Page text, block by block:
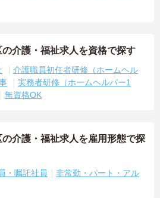
介護・福祉求人を資格で探す
介護職員初任者研修（ホームヘル
実務者研修（ホームヘルパー1
無資格OK
介護・福祉求人を雇用形態で探
・嘱託社員
非常勤・パート・アル